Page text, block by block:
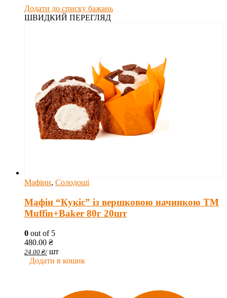
Додати до списку бажань
ШВИДКИЙ ПЕРЕГЛЯД
Мафіни, Солодощі
Мафін “Кукіс” із вершковою начинкою ТМ
Muffin+Baker 80г 20шт
0 out of 5
480.00 ₴
24.00 ₴/ шт
Додати в кошик